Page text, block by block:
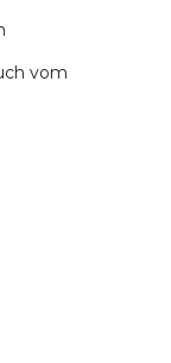
vom